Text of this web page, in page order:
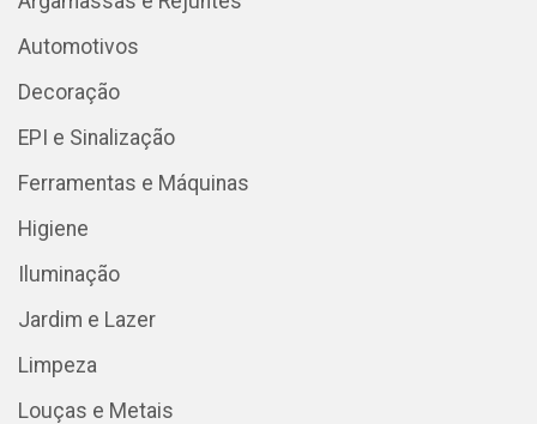
Automotivos
Decoração
EPI e Sinalização
Ferramentas e Máquinas
Higiene
Iluminação
Jardim e Lazer
Limpeza
Louças e Metais